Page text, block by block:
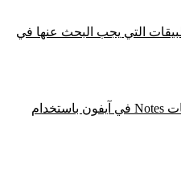
التطبيقات التي يجب البحث عنها في
طريقة تأمين تطبيق ملاحظات Notes في آيفون باستخدام